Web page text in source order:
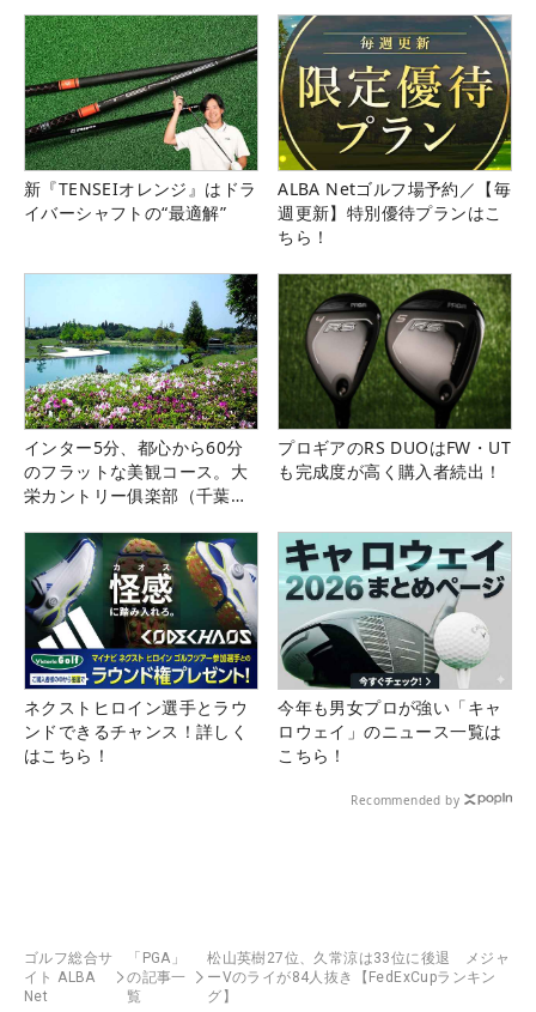
新『TENSEIオレンジ』はドラ
イバーシャフトの“最適解”
ALBA Netゴルフ場予約／【毎
週更新】特別優待プランはこ
ちら！
インター5分、都心から60分
のフラットな美観コース。大
栄カントリー俱楽部（千葉
プロギアのRS DUOはFW・UT
も完成度が高く購入者続出！
ネクストヒロイン選手とラウ
ンドできるチャンス！詳しく
はこちら！
今年も男女プロが強い「キャ
ロウェイ」のニュース一覧は
こちら！
Recommended by
ゴルフ総合サ
イト ALBA
Net
「PGA」
の記事一
覧
松山英樹27位、久常涼は33位に後退 メジャ
ーVのライが84人抜き【FedExCupランキン
グ】